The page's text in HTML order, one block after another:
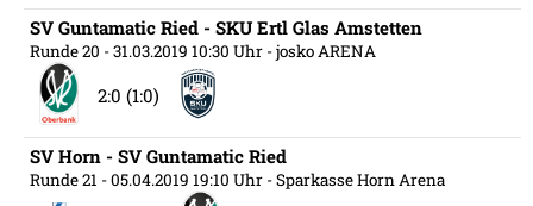
SV Guntamatic Ried - SKU Ertl Glas Amstetten
Runde 20 - 31.03.2019 10:30 Uhr - josko ARENA
2:0 (1:0)
SV Horn - SV Guntamatic Ried
Runde 21 - 05.04.2019 19:10 Uhr - Sparkasse Horn Arena